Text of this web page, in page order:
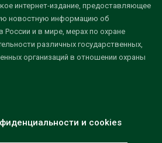
интернет-издание, предоставляющее
новостную информацию об
России и в мире, мерах по охране
различных государственных,
организаций в отношении охраны
и cookies